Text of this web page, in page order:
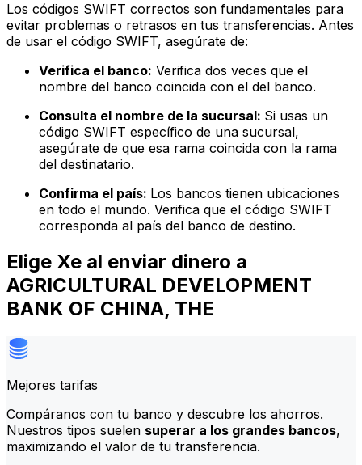
Los códigos SWIFT correctos son fundamentales para
evitar problemas o retrasos en tus transferencias. Antes
de usar el código SWIFT, asegúrate de:
Verifica el banco: Verifica dos veces que el
nombre del banco coincida con el del banco.
Consulta el nombre de la sucursal: Si usas un
código SWIFT específico de una sucursal,
asegúrate de que esa rama coincida con la rama
del destinatario.
Confirma el país: Los bancos tienen ubicaciones
en todo el mundo. Verifica que el código SWIFT
corresponda al país del banco de destino.
Elige Xe al enviar dinero a
AGRICULTURAL DEVELOPMENT
BANK OF CHINA, THE
Mejores tarifas
Compáranos con tu banco y descubre los ahorros.
Nuestros tipos suelen superar a los grandes bancos,
maximizando el valor de tu transferencia.